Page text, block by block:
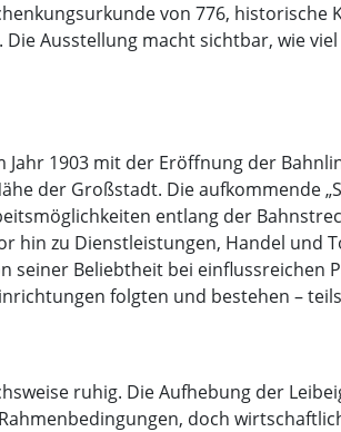
von 776, historische
Ausstellung macht sichtbar, wie
1903 mit der Eröffnung der
der Großstadt. Die aufkommende
entlang der
hin zu Dienstleistungen, Handel und
Beliebtheit bei einflussreichen
folgten und bestehen –
ruhig. Die Aufhebung der
doch